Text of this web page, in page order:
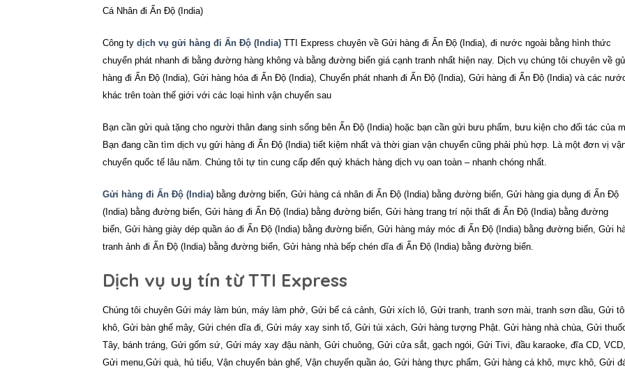
Cá Nhân đi Ấn Độ (India)
Công ty dịch vụ gửi hàng đi Ấn Độ (India) TTI Express chuyên về Gửi hàng đi Ấn Độ (India), đi nước ngoài bằng hình thức
chuyển phát nhanh đi bằng đường hàng không và bằng đường biển giá cạnh tranh nhất hiện nay. Dịch vụ chúng tôi chuyên về
hàng đi Ấn Độ (India), Gửi hàng hóa đi Ấn Độ (India), Chuyển phát nhanh đi Ấn Độ (India), Gửi hàng đi Ấn Độ (India) và các
khác trên toàn thế giới với các loại hình vận chuyển sau
Bạn cần gửi quà tặng cho người thân đang sinh sống bên Ấn Độ (India) hoặc bạn cần gửi bưu phẩm, bưu kiện cho đối tác của
Bạn đang cần tìm dịch vụ gửi hàng đi Ấn Độ (India) tiết kiệm nhất và thời gian vận chuyển cũng phải phù hợp. Là một đơn vị
chuyển quốc tế lâu năm. Chúng tôi tự tin cung cấp đến quý khách hàng dịch vụ oan toàn – nhanh chóng nhất.
Gửi hàng đi Ấn Độ (India) bằng đường biển, Gửi hàng cá nhân đi Ấn Độ (India) bằng đường biển, Gửi hàng gia dụng đi Ấn Độ
(India) bằng đường biển, Gửi hàng đi Ấn Độ (India) bằng đường biển, Gửi hàng trang trí nội thất đi Ấn Độ (India) bằng đường
biển, Gửi hàng giày dép quần áo đi Ấn Độ (India) bằng đường biển, Gửi hàng máy móc đi Ấn Độ (India) bằng đường biển, Gửi
tranh ảnh đi Ấn Độ (India) bằng đường biển, Gửi hàng nhà bếp chén dĩa đi Ấn Độ (India) bằng đường biển.
Dịch vụ uy tín từ TTI Express
Chúng tôi chuyên Gửi máy làm bún, máy làm phở, Gửi bể cá cảnh, Gửi xích lô, Gửi tranh, tranh sơn mài, tranh sơn dầu, Gửi
khô, Gửi bàn ghế mây, Gửi chén dĩa đi, Gửi máy xay sinh tố, Gửi túi xách, Gửi hàng tượng Phật. Gửi hàng nhà chùa, Gửi
Tây, bánh tráng, Gửi gốm sứ, Gửi máy xay đậu nành, Gửi chuông, Gửi cửa sắt, gạch ngói, Gửi Tivi, đầu karaoke, đĩa CD, VCD,
Gửi menu,Gửi quà, hủ tiếu, Vận chuyển bàn ghế, Vận chuyển quần áo, Gửi hàng thực phẩm, Gửi hàng cá khô, mực khô, Gửi